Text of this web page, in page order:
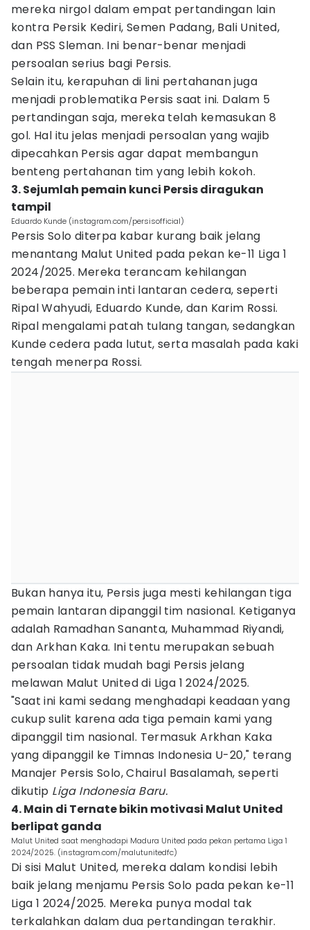
mereka nirgol dalam empat pertandingan lain
kontra Persik Kediri, Semen Padang, Bali United,
dan PSS Sleman. Ini benar-benar menjadi
persoalan serius bagi Persis.
Selain itu, kerapuhan di lini pertahanan juga
menjadi problematika Persis saat ini. Dalam 5
pertandingan saja, mereka telah kemasukan 8
gol. Hal itu jelas menjadi persoalan yang wajib
dipecahkan Persis agar dapat membangun
benteng pertahanan tim yang lebih kokoh.
3. Sejumlah pemain kunci Persis diragukan
tampil
Eduardo Kunde (instagram.com/persisofficial)
Persis Solo diterpa kabar kurang baik jelang
menantang Malut United pada pekan ke-11 Liga 1
2024/2025. Mereka terancam kehilangan
beberapa pemain inti lantaran cedera, seperti
Ripal Wahyudi, Eduardo Kunde, dan Karim Rossi.
Ripal mengalami patah tulang tangan, sedangkan
Kunde cedera pada lutut, serta masalah pada kaki
tengah menerpa Rossi.
Bukan hanya itu, Persis juga mesti kehilangan tiga
pemain lantaran dipanggil tim nasional. Ketiganya
adalah Ramadhan Sananta, Muhammad Riyandi,
dan Arkhan Kaka. Ini tentu merupakan sebuah
persoalan tidak mudah bagi Persis jelang
melawan Malut United di Liga 1 2024/2025.
"Saat ini kami sedang menghadapi keadaan yang
cukup sulit karena ada tiga pemain kami yang
dipanggil tim nasional. Termasuk Arkhan Kaka
yang dipanggil ke Timnas Indonesia U-20," terang
Manajer Persis Solo, Chairul Basalamah, seperti
dikutip Liga Indonesia Baru.
4. Main di Ternate bikin motivasi Malut United
berlipat ganda
Malut United saat menghadapi Madura United pada pekan pertama Liga 1
2024/2025. (instagram.com/malutunitedfc)
Di sisi Malut United, mereka dalam kondisi lebih
baik jelang menjamu Persis Solo pada pekan ke-11
Liga 1 2024/2025. Mereka punya modal tak
terkalahkan dalam dua pertandingan terakhir.